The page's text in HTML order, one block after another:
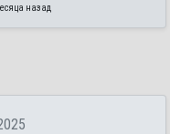
назад